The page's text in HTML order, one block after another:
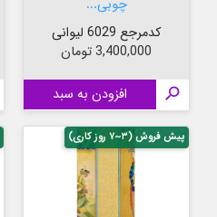
کدمرجع 6029 لیوانی
قیمت
3,400,000 تومان
 افزودن به سبد
پیش فروش (۳~۷ روز کاری)